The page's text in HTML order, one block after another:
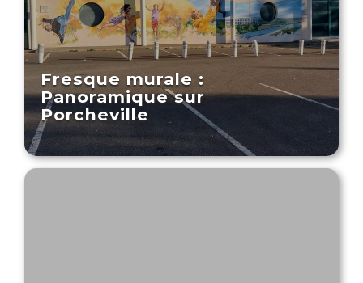
Fresque murale :
Panoramique sur
Porcheville